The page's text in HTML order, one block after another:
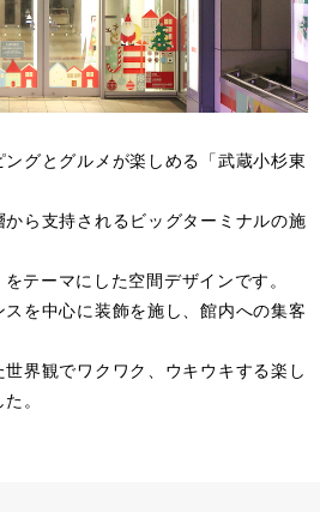
グとグルメが楽しめる「武蔵小杉東
ら支持されるビッグターミナルの施
テーマにした空間デザインです。
を中心に装飾を施し、館内への集客
界観でワクワク、ウキウキする楽し
。